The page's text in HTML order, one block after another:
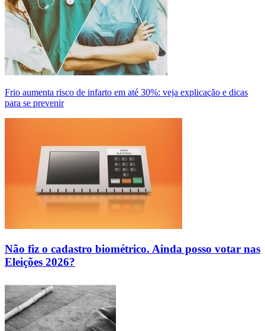
Frio aumenta risco de infarto em até 30%: veja explicação e dicas
para se prevenir
Não fiz o cadastro biométrico. Ainda posso votar nas
Eleições 2026?